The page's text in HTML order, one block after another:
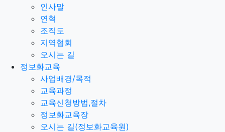
인사말
연혁
조직도
지역협회
오시는 길
정보화교육
사업배경/목적
교육과정
교육신청방법,절차
정보화교육장
오시는 길(정보화교육원)